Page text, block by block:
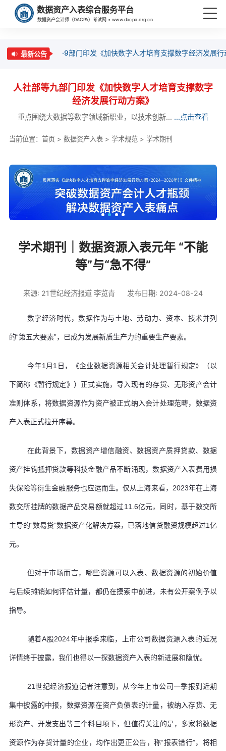
数据资产入表综合服务平台
数据资产会计师（DACPA）考试网 • www.dacpa.org.cn
最新公告 ·9部门印发《加快数字人才培育支撑数字经济发展
人社部等九部门印发《加快数字人才培育支撑数字
经济发展行动方案》
重点围绕大数据等数字领域新职业，以技术创新... ...点击查看
当前位置： 首页> 数据资产入表> 学术规范> 学术期刊
学术期刊｜数据资源入表元年 “不能
等”与“急不得”
来源: 21世纪经济报道 李览青 发布日期: 2024-08-24
数字经济时代，数据作为与土地、劳动力、资本、技术并列
的“第五大要素”，已成为发展新质生产力的重要生产要素。
今年1月1日，《企业数据资源相关会计处理暂行规定》（以
下简称《暂行规定》）正式实施，导入现有的存货、无形资产会计
准则体系，将数据资源作为资产被正式纳入会计处理范畴，数据资
产入表正式拉开序幕。
在此背景下，数据资产增信融资、数据资产质押贷款、数据
资产挂钩抵押贷款等科技金融产品不断涌现，数据资产入表费用损
失保险等衍生金融服务也应运而生。仅从上海来看，2023年在上海
数交所挂牌的数据产品交易额就超过11.6亿元，同时，基于数交所
主导的“数易贷”数据资产化解决方案，已落地信贷融资规模超过1亿
元。
但对于市场而言，哪些资源可以入表、数据资源的初始价值
与后续摊销如何评估计量，都仍在摸索中前进，未有公开案例予以
指导。
随着A股2024年中报季来临，上市公司数据资源入表的近况
详情终于披露，我们也得以一探数据资产入表的新进展和隐忧。
21世纪经济报道记者注意到，从今年上市公司一季报到近期
集中披露的中报，数据资源在资产负债表的计量，被纳入存货、无
形资产、开发支出等三个科目项下，但值得关注的是，多家将数据
资源作为存货计量的企业，均作出更正公告，称“报表错行”，将相